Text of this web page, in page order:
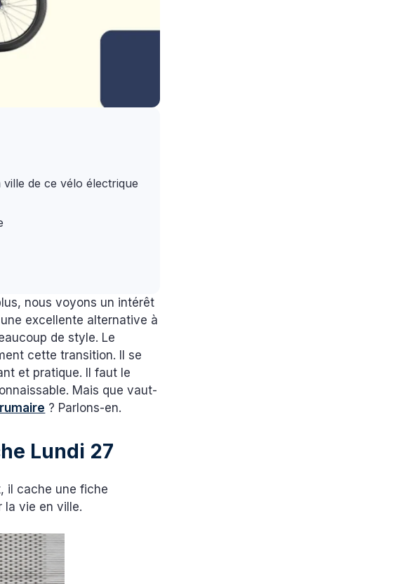
de ce vélo électrique
nous voyons un intérêt
excellente alternative à
de style. Le
cette transition. Il se
et pratique. Il faut le
Mais que vaut-
? Parlons-en.
Lundi 27
il cache une fiche
la vie en ville.